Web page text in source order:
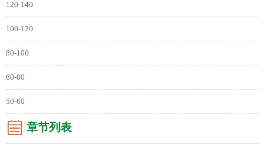
120-140
100-120
80-100
60-80
50-60
章节列表